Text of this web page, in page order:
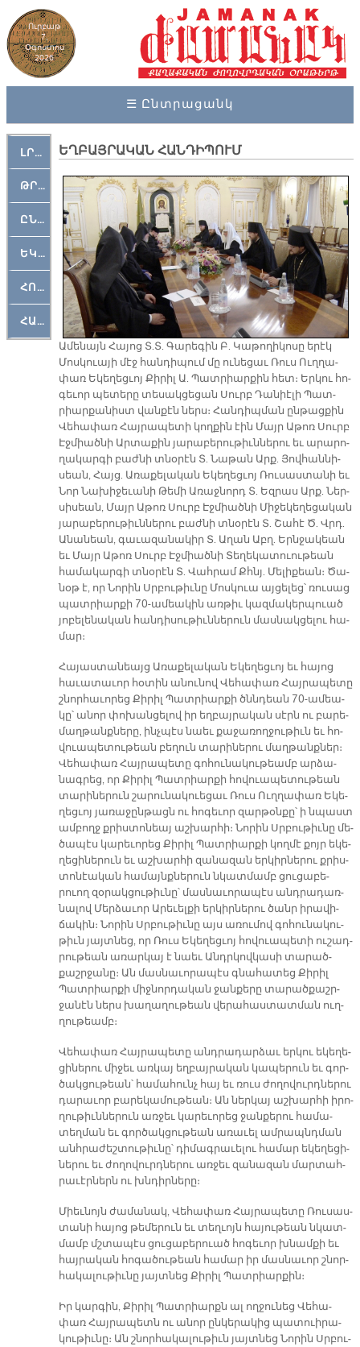
Ուրբաթ
7,
Օգոստոս
2026
☰ Ընտրացանկ
ԼՐԱՀՈՍ
ԹՐՔԱՀԱՅ ԿԵԱՆՔ
ԸՆԿԵՐԱՄՇԱԿՈՒԹԱՅԻՆ
ԵԿԵՂԵՑԱԿԱՆ
ՀՈԳԵՄՏԱՒՈՐ
ՀԱՐԹԱԿ
ԵՂԲԱՅՐԱԿԱՆ ՀԱՆԴԻՊՈՒՄ
Ա­մե­նայն Հա­յոց Տ.Տ. Գա­րե­գին Բ. Կա­թո­ղի­կո­սը ե­րէկ
Մոս­կուա­յի մէջ հան­դի­պում մը ու­նե­ցաւ Ռուս Ուղ­ղա­
փառ Ե­կե­ղեց­ւոյ Քի­րիլ Ա. Պատ­րիար­քին հետ։ Եր­կու հո­
գե­ւոր պե­տե­րը տե­սակ­ցե­ցան Սուրբ Դա­նիէ­լի Պատ­
րիար­քա­նիստ վան­քէն ներս։ Հան­դիպ­ման ըն­թաց­քին
Վե­հա­փառ Հայ­րա­պե­տի կող­քին էին Մայր Ա­թոռ Սուրբ
Էջ­միած­նի Ար­տա­քին յա­րա­բե­րու­թիւն­նե­րու եւ ա­րա­րո­
ղա­կար­գի բաժ­նի տնօ­րէն Տ. Նա­թան Արք. Յով­հան­նի­
սեան, Հայց. Ա­ռա­քե­լա­կան Ե­կե­ղեց­ւոյ Ռու­սաս­տա­նի եւ
Նոր Նա­խի­ջե­ւա­նի Թե­մի Ա­ռաջ­նորդ Տ. Եզ­րաս Արք. Ներ­
սի­սեան, Մայր Ա­թոռ Սուրբ Էջ­միած­նի Մի­ջե­կե­ղե­ցա­կան
յա­րա­բե­րու­թիւն­նե­րու բաժ­նի տնօ­րէն Տ. Շա­հէ Ծ. Վրդ.
Ա­նա­նեան, գա­ւա­զա­նա­կիր Տ. Ա­ղան Ա­բ­ղ. Երն­ջա­կեան
եւ Մայր Ա­թոռ Սուրբ Էջ­միած­նի Տե­ղե­կա­տուու­թեան
հա­մա­կար­գի տնօ­րէն Տ. Վահ­րամ Քհնյ. Մե­լի­քեան։ Ծա­
նօթ է, որ Նո­րին Սրբու­թիւ­նը Մոս­կուա այ­ցե­լեց՝ ռու­սաց
պատ­րիար­քի 70-ա­մեա­կին առ­թիւ կազ­մա­կեր­պուած
յո­բե­լե­նա­կան հան­դի­սու­թիւն­նե­րուն մաս­նակ­ցե­լու հա­
մար։
Հա­յաս­տա­նեայց Ա­ռա­քե­լա­կան Ե­կե­ղեց­ւոյ եւ հա­յոց
հա­ւա­տա­ւոր հօ­տին ա­նու­նով Վե­հա­փառ Հայ­րա­պե­տը
շնոր­հա­ւո­րեց Քի­րիլ Պատ­րիար­քի ծննդեան 70-ա­մեա­
կը՝ ա­նոր փո­խան­ցե­լով իր եղ­բայ­րա­կան սէրն ու բա­րե­
մաղ­թանք­նե­րը, ինչ­պէս նաեւ քա­ջա­ռող­ջու­թիւն եւ հո­
վուա­պե­տու­թեան բե­ղուն տա­րի­նե­րու մաղ­թանք­ներ։
Վե­հա­փառ Հայ­րա­պե­տը գո­հու­նա­կու­թեամբ ար­ձա­
նագ­րեց, որ Քի­րիլ Պատ­րիար­քի հո­վուա­պե­տու­թեան
տա­րի­նե­րուն շա­րու­նա­կուե­ցաւ Ռուս Ուղ­ղա­փառ Ե­կե­
ղեց­ւոյ յա­ռա­ջըն­թացն ու հո­գե­ւոր զար­թօն­քը՝ ի նպաստ
ամ­բողջ քրիս­տո­նեայ աշ­խար­հի։ Նո­րին Սրբու­թիւ­նը մե­
ծա­պէս կա­րե­ւո­րեց Քի­րիլ Պատ­րիար­քի կող­մէ քոյր ե­կե­
ղե­ցի­նե­րուն եւ աշ­խար­հի զա­նա­զան եր­կիր­նե­րու քրիս­
տո­նէա­կան հա­մայնք­նե­րուն նկատ­մամբ ցու­ցա­բե­
րուող զօ­րակ­ցու­թիւ­նը՝ մաս­նա­ւո­րա­պէս անդ­րա­դառ­
նա­լով Մեր­ձա­ւոր Ա­րե­ւել­քի եր­կիր­նե­րու ծանր ի­րա­վի­
ճա­կին։ Նո­րին Սրբու­թիւ­նը այս ա­ռու­մով գո­հու­նա­կու­
թիւն յայտ­նեց, որ Ռուս Ե­կե­ղեց­ւոյ հո­վուա­պե­տի ու­շադ­
րու­թեան ա­ռար­կայ է նաեւ Անդր­կով­կա­սի տա­րած­
քաշր­ջա­նը։ Ան մաս­նա­ւո­րա­պէս գնա­հա­տեց Քի­րիլ
Պատ­րիար­քի միջ­նոր­դա­կան ջան­քե­րը տա­րած­քաշր­
ջա­նէն ներս խա­ղա­ղու­թեան վե­րա­հաս­տատ­ման ուղ­
ղու­թեամբ։
Վե­հա­փառ Հայ­րա­պե­տը անդ­րա­դար­ձաւ եր­կու ե­կե­ղե­
ցի­նե­րու մի­ջեւ առ­կայ եղ­բայ­րա­կան կա­պե­րուն եւ գոր­
ծակ­ցու­թեան՝ հա­մա­հունչ հայ եւ ռուս ժո­ղո­վուրդ­նե­րու
դա­րա­ւոր բա­րե­կա­մու­թեան։ Ան ներ­կայ աշ­խար­հի ի­րո­
ղու­թիւն­նե­րուն առ­ջեւ կա­րե­ւո­րեց ջան­քե­րու հա­մա­
տեղ­ման եւ գոր­ծակ­ցու­թեան ա­ռա­ւել ամ­րապնդ­ման
անհ­րա­ժեշ­տու­թիւ­նը՝ դի­մագ­րա­ւե­լու հա­մար ե­կե­ղե­ցի­
նե­րու եւ ժո­ղո­վուրդ­նե­րու առ­ջեւ զա­նա­զան մար­տահ­
րա­ւէր­ներն ու խնդիր­նե­րը։
Միեւ­նոյն ժա­մա­նակ, Վե­հա­փառ Հայ­րա­պե­տը Ռու­սաս­
տա­նի հա­յոց թե­մե­րուն եւ տեղ­ւոյն հա­յու­թեան նկատ­
մամբ մշտա­պէս ցու­ցա­բե­րուած հո­գե­ւոր խնամ­քի եւ
հայ­րա­կան հո­գա­ծու­թեան հա­մար իր մաս­նա­ւոր շնոր­
հա­կա­լու­թիւ­նը յայտ­նեց Քի­րիլ Պատ­րիար­քին։
Իր կար­գին, Քի­րիլ Պատ­րիարքն ալ ող­ջու­նեց Վե­հա­
փառ Հայ­րա­պետն ու ա­նոր ըն­կե­րա­կից պա­տուի­րա­
կու­թիւ­նը։ Ան շնոր­հա­կա­լու­թիւն յայտ­նեց Նո­րին Սրբու­